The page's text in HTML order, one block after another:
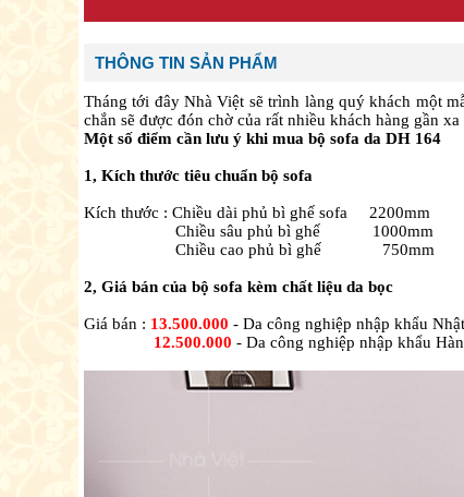
THÔNG TIN SẢN PHẨM
Tháng tới đây Nhà Việt sẽ trình làng quý khách một
chắn sẽ được đón chờ của rất nhiều khách hàng gần
Một số điểm cần lưu ý khi mua bộ sofa da DH 164
1, Kích thước tiêu chuẩn bộ sofa
Kích thước : Chiều dài phủ bì ghế sofa 2200mm
Chiều sâu phủ bì ghế 1000mm
Chiều cao phủ bì ghế 750mm
2, Giá bán của bộ sofa kèm chất liệu da bọc
Giá bán : 13.500.000 - Da công nghiệp nhập khẩu
12.500.000 - Da công nghiệp nhập khẩu